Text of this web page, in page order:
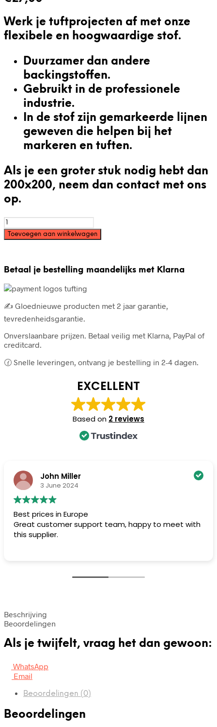
Werk je tuftprojecten af met onze
flexibele en hoogwaardige stof.
Duurzamer dan andere
backingstoffen.
Gebruikt in de professionele
industrie.
In de stof zijn gemarkeerde lijnen
geweven die helpen bij het
markeren en tuften.
Als je een groter stuk nodig hebt dan
200x200, neem dan contact met ons
op.
Secundair
Tufting
doek
Toevoegen aan winkelwagen
Betaal je bestelling maandelijks met Klarna
✍️ Gloednieuwe producten met 2 jaar garantie,
tevredenheidsgarantie.
Onverslaanbare prijzen. Betaal veilig met Klarna, PayPal of
creditcard.
🕜 Snelle leveringen, ontvang je bestelling in 2-4 dagen.
EXCELLENT
Based on 2 reviews
John Miller
3 June 2024
Best prices in Europe
Great customer support team, happy to meet with
this supplier.
Beschrijving
Beoordelingen
Als je twijfelt, vraag het dan gewoon:
WhatsApp
Email
Beoordelingen (0)
Beoordelingen